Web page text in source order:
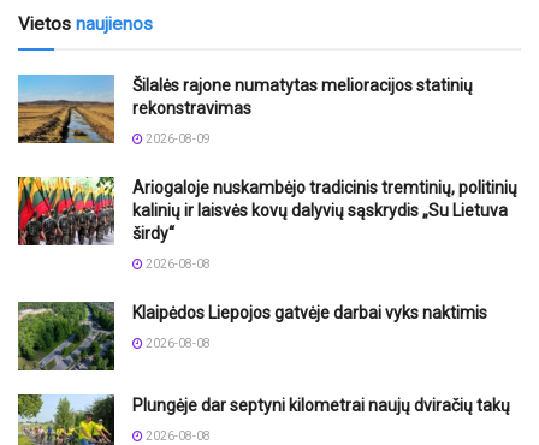
Vietos naujienos
Šilalės rajone numatytas melioracijos statinių
rekonstravimas
2026-08-09
Ariogaloje nuskambėjo tradicinis tremtinių, politinių
kalinių ir laisvės kovų dalyvių sąskrydis „Su Lietuva
širdy“
2026-08-08
Klaipėdos Liepojos gatvėje darbai vyks naktimis
2026-08-08
Plungėje dar septyni kilometrai naujų dviračių takų
2026-08-08